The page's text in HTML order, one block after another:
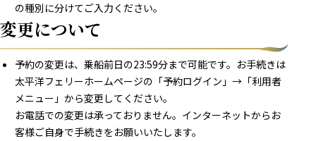
の種別に分けてご入力ください。
変更について
予約の変更は、乗船前日の23:59分まで可能です。お手続きは
太平洋フェリーホームページの「予約ログイン」→「利用者
メニュー」から変更してください。
お電話での変更は承っておりません。インターネットからお
客様ご自身で手続きをお願いいたします。